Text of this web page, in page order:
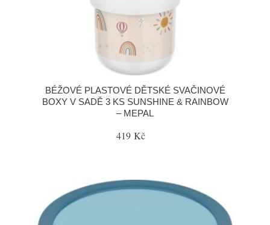
BÉŽOVÉ PLASTOVÉ DĚTSKÉ SVAČINOVÉ
BOXY V SADĚ 3 KS SUNSHINE & RAINBOW
– MEPAL
419 Kč